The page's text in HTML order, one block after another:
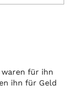
waren für ihn
ihn für Geld